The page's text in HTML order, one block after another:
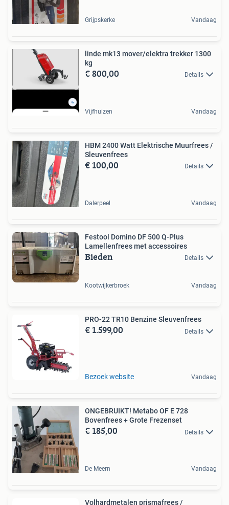
Grijpskerke Vandaag
linde mk13 mover/elektra trekker 1300
kg
€ 800,00 Details
Vijfhuizen Vandaag
HBM 2400 Watt Elektrische Muurfrees /
Sleuvenfrees
€ 100,00 Details
Dalerpeel Vandaag
Festool Domino DF 500 Q-Plus
Lamellenfrees met accessoires
Bieden Details
Kootwijkerbroek Vandaag
PRO-22 TR10 Benzine Sleuvenfrees
€ 1.599,00 Details
Bezoek website Vandaag
ONGEBRUIKT! Metabo OF E 728
Bovenfrees + Grote Frezenset
€ 185,00 Details
De Meern Vandaag
Volhardmetalen prismafrees /